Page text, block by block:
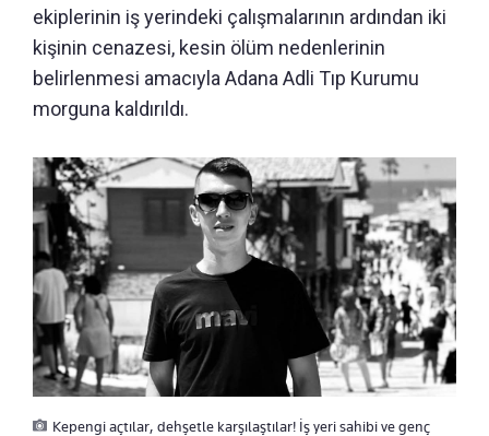
ekiplerinin iş yerindeki çalışmalarının ardından iki
kişinin cenazesi, kesin ölüm nedenlerinin
belirlenmesi amacıyla Adana Adli Tıp Kurumu
morguna kaldırıldı.
Kepengi açtılar, dehşetle karşılaştılar! İş yeri sahibi ve genç